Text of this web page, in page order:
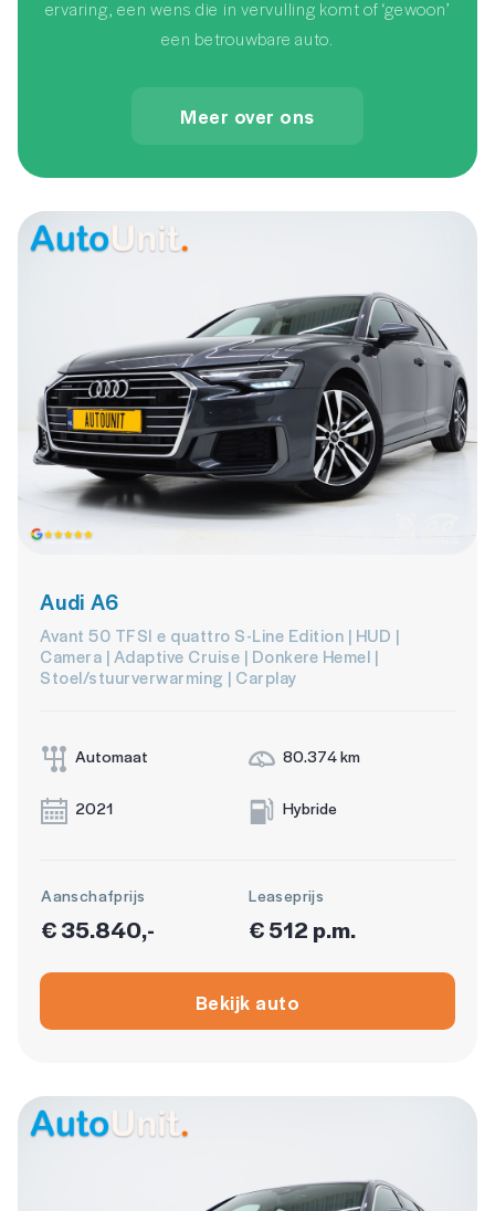
ervaring, een wens die in vervulling komt of ‘gewoon’
een betrouwbare auto.
Meer over ons
Audi A6
Avant 50 TFSI e quattro S-Line Edition | HUD |
Camera | Adaptive Cruise | Donkere Hemel |
Stoel/stuurverwarming | Carplay
Automaat 80.374 km
2021 Hybride
Aanschafprijs
€ 35.840,-
Leaseprijs
€ 512 p.m.
Bekijk auto